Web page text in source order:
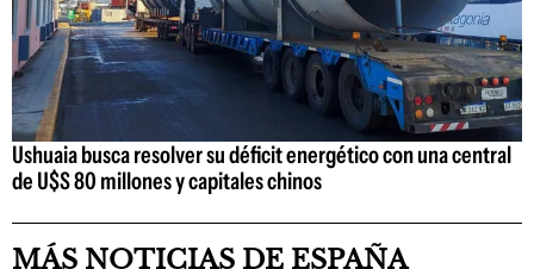
Ushuaia busca resolver su déficit energético con una central
de U$S 80 millones y capitales chinos
MÁS NOTICIAS DE ESPAÑA